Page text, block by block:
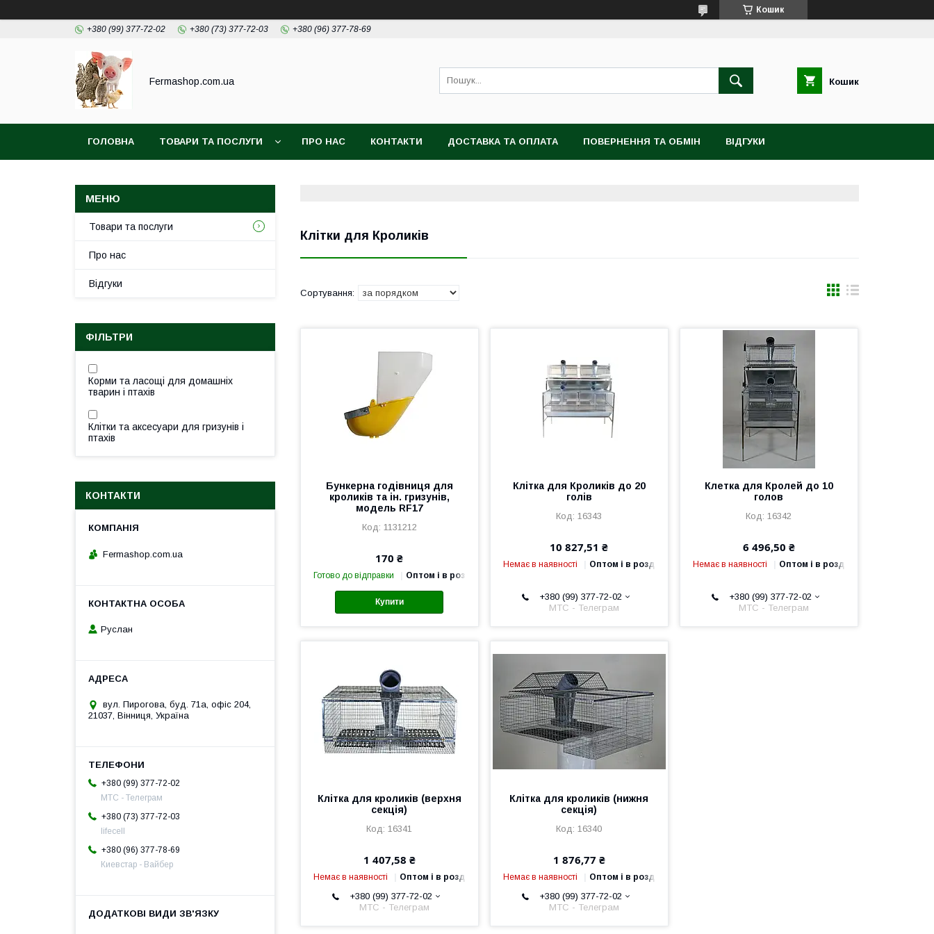
Кошик
+380 (99) 377-72-02 +380 (73) 377-72-03 +380 (96) 377-78-69
Fermashop.com.ua Кошик
ГОЛОВНА ТОВАРИ ТА ПОСЛУГИ ПРО НАС КОНТАКТИ ДОСТАВКА ТА ОПЛАТА ПОВЕРНЕННЯ ТА ОБМІН ВІДГУКИ
Клітки для Кроликів
Бункерна годівниця для
кроликів та ін. гризунів,
модель RF17
1131212
170 ₴
Готово до відправки Оптом і в роздріб
Купити
Клітка для Кроликів до 20
голів
16343
10 827,51 ₴
Немає в наявності Оптом і в роздріб
+380 (99) 377-72-02
МТС - Телеграм
Клетка для Кролей до 10
голов
16342
6 496,50 ₴
Немає в наявності Оптом і в роздріб
+380 (99) 377-72-02
МТС - Телеграм
Клітка для кроликів (верхня
секція)
16341
1 407,58 ₴
Немає в наявності Оптом і в роздріб
+380 (99) 377-72-02
МТС - Телеграм
Клітка для кроликів (нижня
секція)
16340
1 876,77 ₴
Немає в наявності Оптом і в роздріб
+380 (99) 377-72-02
МТС - Телеграм
Товари та послуги
Про нас
Відгуки
ФІЛЬТРИ
Корми та ласощі для домашніх
тварин і птахів
Клітки та аксесуари для гризунів і
птахів
КОНТАКТИ
Fermashop.com.ua
Руслан
вул. Пирогова, буд. 71а, офіс 204,
21037, Вінниця, Україна
+380 (99) 377-72-02
МТС - Телеграм
+380 (73) 377-72-03
lifecell
+380 (96) 377-78-69
Киевстар - Вайбер